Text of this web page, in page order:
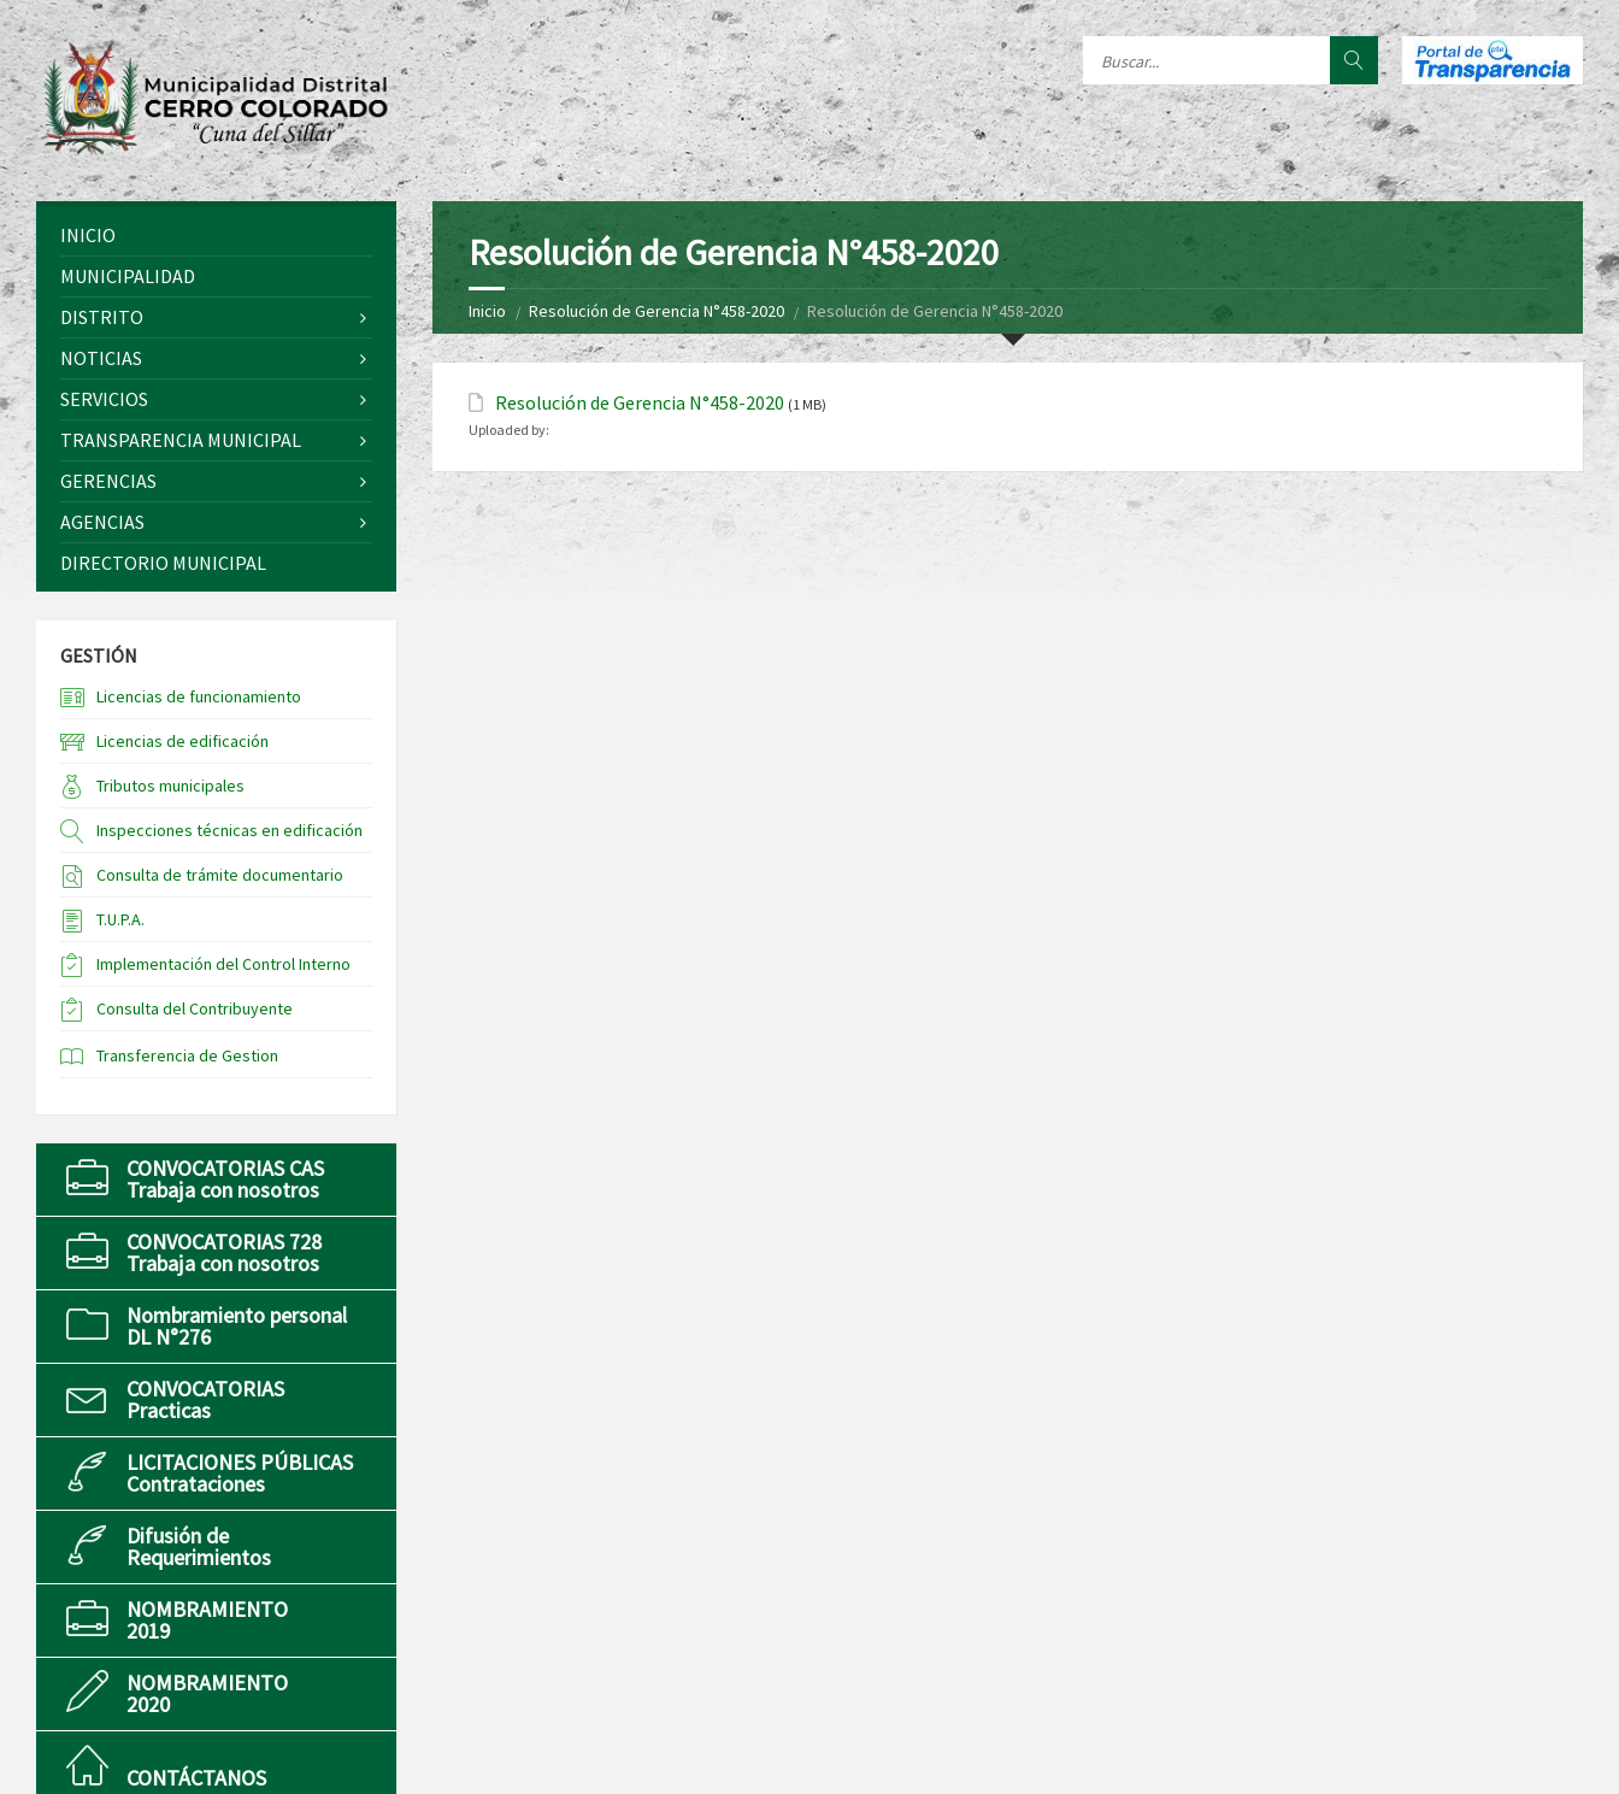
Resolución de Gerencia N°458-2020
Inicio Resolución de Gerencia N°458-2020 Resolución de Gerencia N°458-2020
Resolución de Gerencia N°458-2020 (1 MB)
Uploaded by:
INICIO
MUNICIPALIDAD
DISTRITO
NOTICIAS
SERVICIOS
TRANSPARENCIA MUNICIPAL
GERENCIAS
AGENCIAS
DIRECTORIO MUNICIPAL
GESTIÓN
Licencias de funcionamiento
Licencias de edificación
Tributos municipales
Inspecciones técnicas en edificación
Consulta de trámite documentario
T.U.P.A.
Implementación del Control Interno
Consulta del Contribuyente
Transferencia de Gestion
CONVOCATORIAS CAS
Trabaja con nosotros
CONVOCATORIAS 728
Trabaja con nosotros
Nombramiento personal
DL N°276
CONVOCATORIAS
Practicas
LICITACIONES PÚBLICAS
Contrataciones
Difusión de
Requerimientos
NOMBRAMIENTO
2019
NOMBRAMIENTO
2020
CONTÁCTANOS